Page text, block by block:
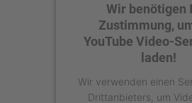
Wir benötigen
Zustimmung,
YouTube Video-
laden!
Wir verwenden einen
Drittanbieters, um